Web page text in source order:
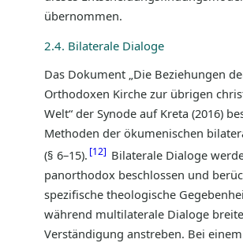
übernommen.
2.4. Bilaterale Dialoge
Das Dokument „Die Beziehungen
Orthodoxen Kirche zur übrigen
Welt“ der Synode auf Kreta (2016)
Methoden der ökumenischen
(§ 6–15). 12
Bilaterale Dialoge
panorthodox beschlossen und
spezifische theologische
während multilaterale Dialoge
Verständigung anstreben. Bei